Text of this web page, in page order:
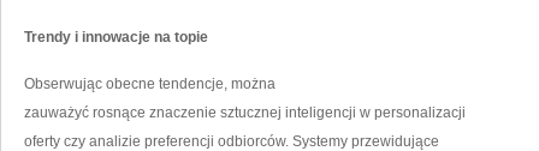
Trendy i innowacje na topie
Obserwując obecne tendencje, można
zauważyć rosnące znaczenie sztucznej inteligencji w personalizacji
oferty czy analizie preferencji odbiorców. Systemy przewidujące